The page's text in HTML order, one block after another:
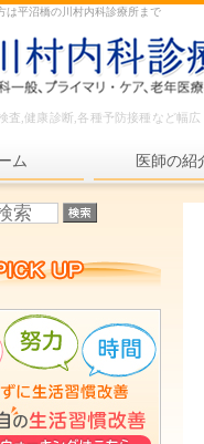
は平沼橋の川村内科診療所まで
査,健康診断,各種予防接種など幅広
ム 医師の紹